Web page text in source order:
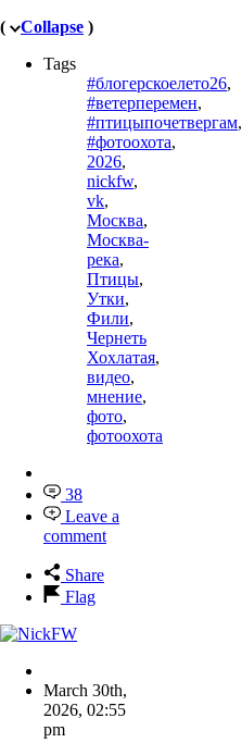
(
Collapse )
Tags
#блогерскоелето26,
#ветерперемен,
#птицыпочетвергам,
#фотоохота,
2026,
nickfw,
vk,
Москва,
Москва-
река,
Птицы,
Утки,
Фили,
Чернеть
Хохлатая,
видео,
мнение,
фото,
фотоохота
38
Leave a
comment
Share
Flag
March 30th,
2026, 02:55
pm